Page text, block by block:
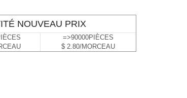
NOUVEAU PRIX
=>90000PIÈCES
$ 2.80/MORCEAU